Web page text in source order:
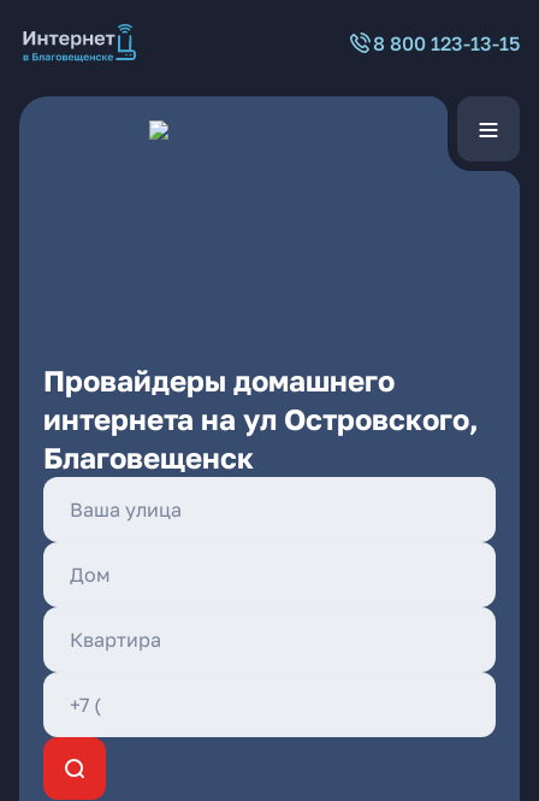
8 800 123-13-15
Провайдеры домашнего
интернета на ул Островского,
Благовещенск